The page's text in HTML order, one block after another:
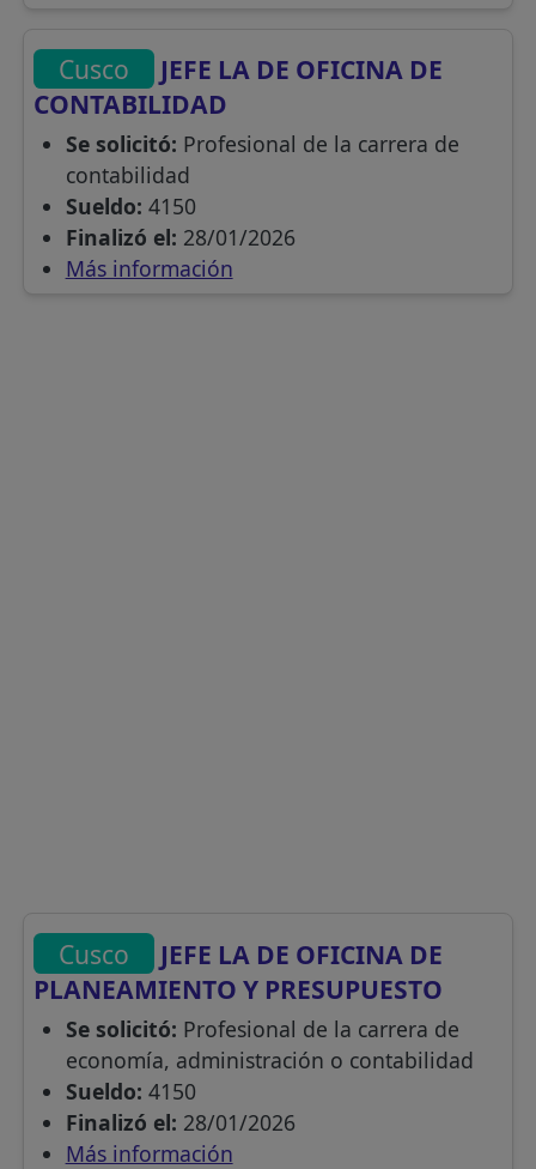
Cusco
JEFE LA DE OFICINA DE
CONTABILIDAD
Se solicitó: Profesional de la carrera de
contabilidad
Sueldo: 4150
Finalizó el: 28/01/2026
Más información
Cusco
JEFE LA DE OFICINA DE
PLANEAMIENTO Y PRESUPUESTO
Se solicitó: Profesional de la carrera de
economía, administración o contabilidad
Sueldo: 4150
Finalizó el: 28/01/2026
Más información